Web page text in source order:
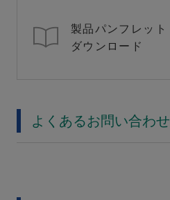
製品パンフレット
ダウンロード
よくあるお問い合わせ